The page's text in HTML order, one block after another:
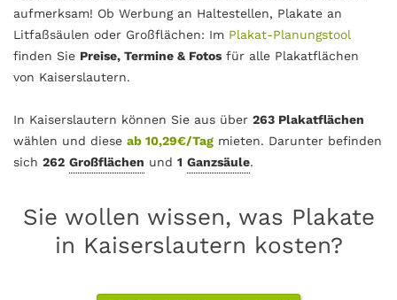
aufmerksam! Ob Werbung an Haltestellen, Plakate an
Litfaßsäulen oder Großflächen: Im Plakat-Planungstool
finden Sie Preise, Termine & Fotos für alle Plakatflächen
von Kaiserslautern.
In Kaiserslautern können Sie aus über 263 Plakatflächen
wählen und diese ab 10,29€/Tag mieten. Darunter befinden
sich 262 Großflächen und 1 Ganzsäule.
Sie wollen wissen, was Plakate
in Kaiserslautern kosten?